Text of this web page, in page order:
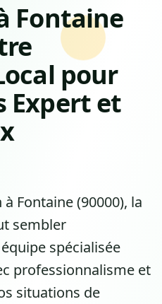
Fontaine
pour
Expert et
Fontaine (90000), la
sembler
spécialisée
professionnalisme et
situations de